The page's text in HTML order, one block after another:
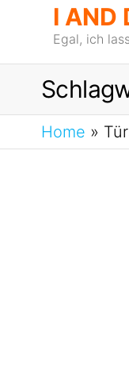
I AND
Egal, ich
Home »